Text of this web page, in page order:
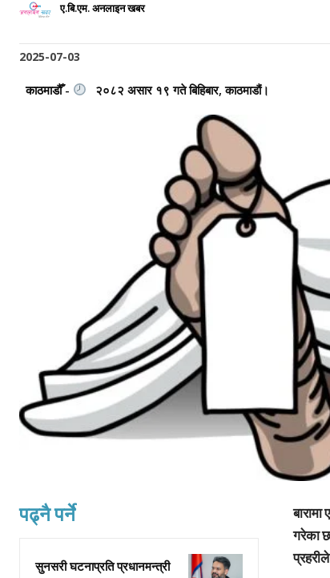
ए.बि.एम. अनलाइन खबर
2025-07-03
काठमाडौँ - २०८२ असार १९ गते बिहिबार, काठमाडौं।
पढ्नै पर्ने
सुनसरी घटनाप्रति प्रधानमन्त्री
गरेका